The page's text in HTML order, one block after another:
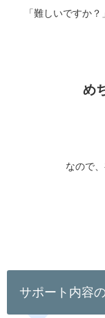
「難しいですか
め
なので
サポート内容